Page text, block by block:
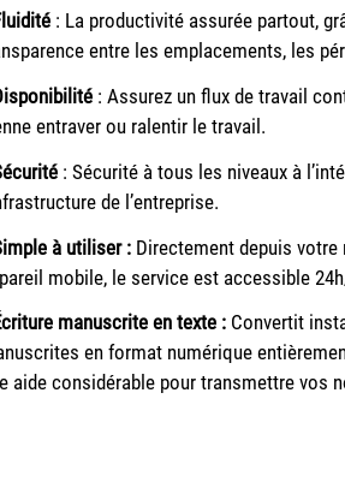
: La productivité assurée partout,
entre les emplacements, les
: Assurez un flux de travail
entraver ou ralentir le travail.
: Sécurité à tous les niveaux à
de l’entreprise.
à utiliser : Directement depuis
mobile, le service est accessible
manuscrite en texte : Convertit
en format numérique
aide considérable pour transmettre vos